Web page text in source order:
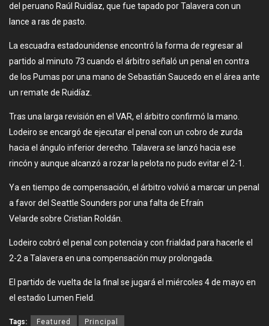
del peruano Raúl Ruidíaz, que fue tapado por Talavera con un
lance a ras de pasto.
La escuadra estadounidense encontró la forma de regresar al
partido al minuto 73 cuando el árbitro señaló un penal en contra
de los Pumas por una mano de Sebastián Saucedo en el área ante
un remate de Ruidíaz.
Tras una larga revisión en el VAR, el árbitro confirmó la mano.
Lodeiro se encargó de ejecutar el penal con un cobro de zurda
hacia el ángulo inferior derecho. Talavera se lanzó hacia ese
rincón y aunque alcanzó a rozar la pelota no pudo evitar el 2-1.
Ya en tiempo de compensación, el árbitro volvió a marcar un penal
a favor del Seattle Sounders por una falta de Efraín
Velarde sobre Cristian Roldán.
Lodeiro cobró el penal con potencia y con frialdad para hacerle el
2-2 a Talavera en una compensación muy prolongada.
El partido de vuelta de la final se jugará el miércoles 4 de mayo en
el estadio Lumen Field.
Tags: Featured Principal